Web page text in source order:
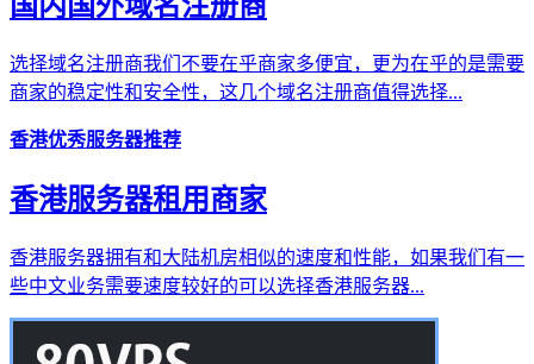
国内国外域名注册商
选择域名注册商我们不要在乎商家多便宜，更为在乎的是需要
商家的稳定性和安全性，这几个域名注册商值得选择...
香港优秀服务器推荐
香港服务器租用商家
香港服务器拥有和大陆机房相似的速度和性能，如果我们有一
些中文业务需要速度较好的可以选择香港服务器...